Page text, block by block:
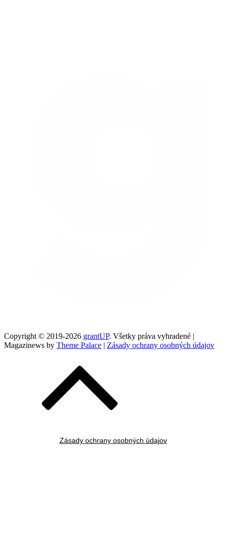
Copyright © 2019-2026 grantUP. Všetky práva vyhradené |
Magazinews by Theme Palace | Zásady ochrany osobných údajov
Zásady ochrany osobných údajov